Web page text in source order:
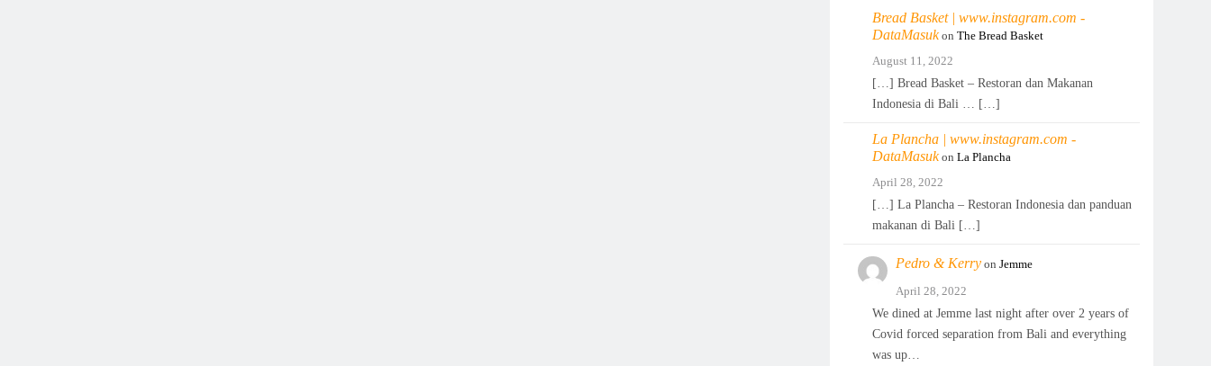
Bread Basket | www.instagram.com -
DataMasukonThe Bread Basket
August 11, 2022
[…] Bread Basket – Restoran dan Makanan
Indonesia di Bali … […]
La Plancha | www.instagram.com -
DataMasukonLa Plancha
April 28, 2022
[…] La Plancha – Restoran Indonesia dan panduan
makanan di Bali […]
Pedro & Kerry onJemme
April 28, 2022
We dined at Jemme last night after over 2 years of
Covid forced separation from Bali and everything
was up…